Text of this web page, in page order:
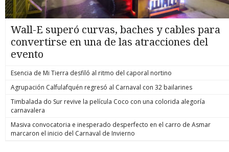
Wall-E superó curvas, baches y cables para
convertirse en una de las atracciones del
evento
Esencia de Mi Tierra desfiló al ritmo del caporal nortino
Agrupación Calfulafquén regresó al Carnaval con 32 bailarines
Timbalada do Sur revive la película Coco con una colorida alegoría
carnavalera
Masiva convocatoria e inesperado desperfecto en el carro de Asmar
marcaron el inicio del Carnaval de Invierno